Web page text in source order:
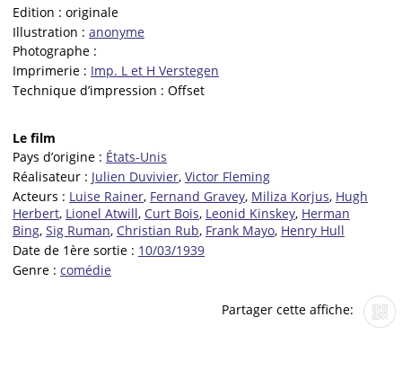
Edition : originale
Illustration : anonyme
Photographe :
Imprimerie : Imp. L et H Verstegen
Technique d’impression : Offset
Le film
Pays d’origine : États-Unis
Réalisateur : Julien Duvivier, Victor Fleming
Acteurs : Luise Rainer, Fernand Gravey, Miliza Korjus, Hugh
Herbert, Lionel Atwill, Curt Bois, Leonid Kinskey, Herman
Bing, Sig Ruman, Christian Rub, Frank Mayo, Henry Hull
Date de 1ère sortie : 10/03/1939
Genre : comédie
Partager cette affiche: